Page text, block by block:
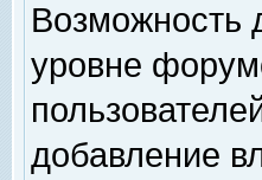
Возможность
уровне
добавление